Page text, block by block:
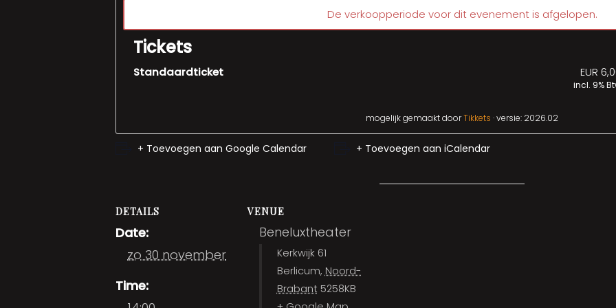
De verkoopperiode voor dit evenement is afgelopen.
Tickets
Standaardticket EUR
incl. 9%
mogelijk gemaakt doorTikkets · versie: 2026.02
+ Toevoegen aan Google Calendar + Toevoegen aan iCalendar
DETAILS
Date:
zo 30 november
Time:
VENUE
Beneluxtheater
Kerkwijk 61
Berlicum, Noord-
Brabant 5258KB